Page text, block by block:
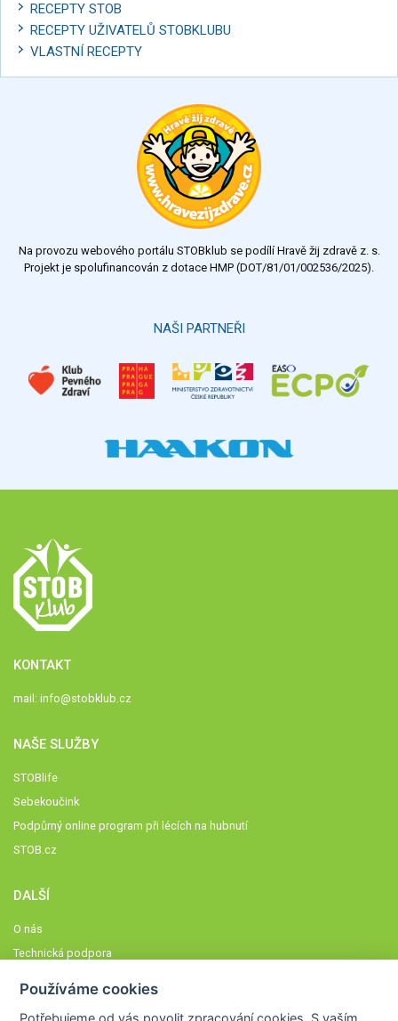
RECEPTY STOB
RECEPTY UŽIVATELŮ STOBKLUBU
VLASTNÍ RECEPTY
Na provozu webového portálu STOBklub se podílí Hravě žij zdravě z. s.
Projekt je spolufinancován z dotace HMP (DOT/81/01/002536/2025).
NAŠI PARTNEŘI
KONTAKT
mail: info@stobklub.cz
NAŠE SLUŽBY
STOBlife
Sebekoučink
Podpůrný online program při lécích na hubnutí
STOB.cz
DALŠÍ
O nás
Technická podpora
Používáme cookies
Potřebujeme od vás povolit zpracování cookies . S vaším